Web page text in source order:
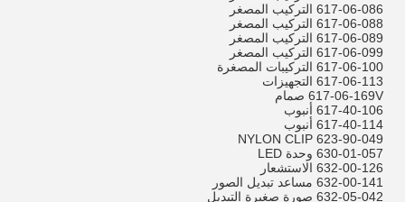
617-06-086 التركيب المصغر
617-06-088 التركيب المصغر
617-06-089 التركيب المصغر
617-06-099 التركيب المصغر
617-06-100 التركيبات المصغرة
617-06-113 التجهيزات
617-06-169V صمام
617-40-106 أنبوب
617-40-114 أنبوب
623-90-049 NYLON CLIP
630-01-057 وحدة LED
632-00-126 الاستشعار
632-00-141 مساعد تبديل الصور
632-05-042 صورة صغيرة التبديل